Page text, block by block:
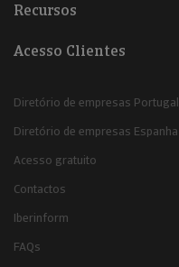
Recursos
Acesso Clientes
Diretório de empresas Portugal
Diretório de empresas Espanha
Acesso gratuito
Contactos
Iberinform
FAQs